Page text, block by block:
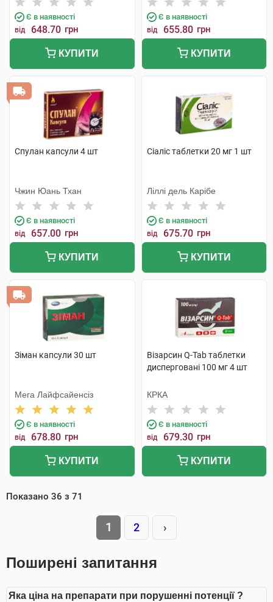
Є в наявності
від 648.70 грн
КУПИТИ
Є в наявності
від 655.80 грн
КУПИТИ
Спулан капсули 4 шт
Чжин Юань Тхан
Є в наявності
від 657.00 грн
КУПИТИ
Сіаліс таблетки 20 мг 1 шт
Ліллі дель Карібе
Є в наявності
від 675.70 грн
КУПИТИ
Зіман капсули 30 шт
Мега Лайфсайенсіз
Є в наявності
від 678.80 грн
КУПИТИ
Візарсин Q-Tab таблетки
дисперговані 100 мг 4 шт
КРКА
Є в наявності
від 679.30 грн
КУПИТИ
Показано 36 з 71
1 2 ›
Поширені запитання
Яка ціна на препарати при порушенні потенції ?